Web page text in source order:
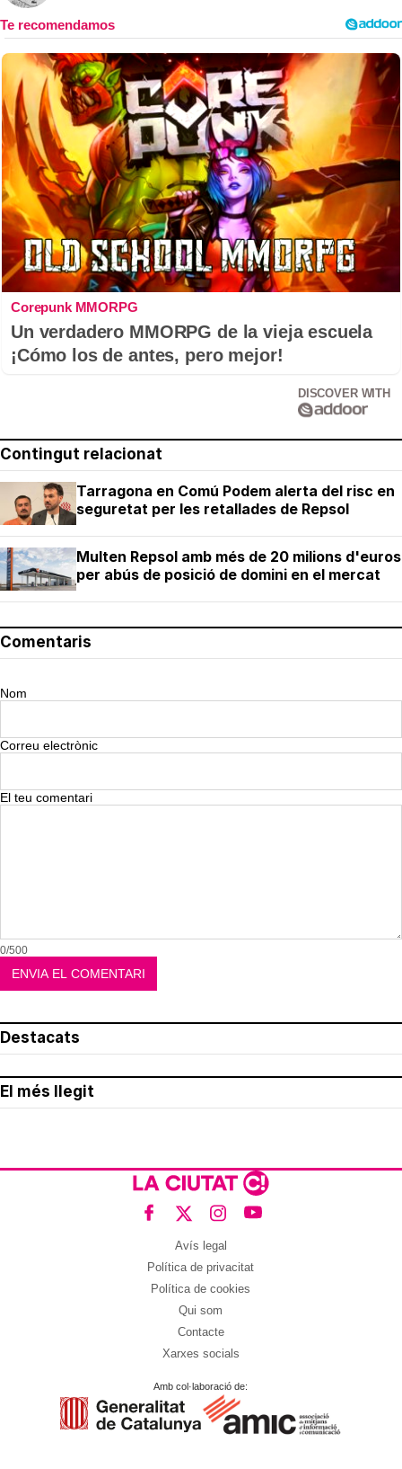
Corepunk MMORPG
Un verdadero MMORPG de la vieja escuela
¡Cómo los de antes, pero mejor!
DISCOVER WITH
Contingut relacionat
Tarragona en Comú Podem alerta del risc en
seguretat per les retallades de Repsol
Multen Repsol amb més de 20 milions d'euros
per abús de posició de domini en el mercat
Comentaris
Nom
Correu electrònic
El teu comentari
0/500
Destacats
El més llegit
Avís legal
Política de privacitat
Política de cookies
Qui som
Contacte
Xarxes socials
Amb col·laboració de: